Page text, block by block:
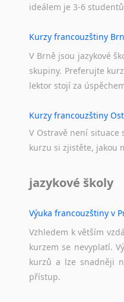
ideálem je 3-6
Kurzy francouzštiny
V Brně jsou jazykové
skupiny. Preferujte
lektor stojí za
Kurzy francouzštiny
V Ostravě není
kurzu si zjistěte, jakou
jazykové školy
Výuka francouzštiny v
Vzhledem k větším
kurzem se nevyplatí.
kurzů a lze snadněji
přístup.